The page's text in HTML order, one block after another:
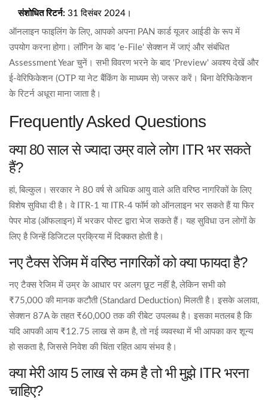
संशोधित रिटर्न: 31 दिसंबर 2024।
ऑनलाइन फाइलिंग के लिए, आपको अपना PAN कार्ड यूजर आईडी के रूप में
उपयोग करना होगा। लॉगिन के बाद 'e-File' सेक्शन में जाएं और संबंधित
Assessment Year चुनें। सभी विवरण भरने के बाद 'Preview' अवश्य देखें और
ई-वेरिफिकेशन (OTP या नेट बैंकिंग के माध्यम से) जरूर करें। बिना वेरिफिकेशन
के रिटर्न अधूरा माना जाता है।
Frequently Asked Questions
क्या 80 साल से ज्यादा उम्र वाले लोग ITR भर सकते
हैं?
हां, बिल्कुल। सरकार ने 80 वर्ष से अधिक आयु वाले अति वरिष्ठ नागरिकों के लिए
विशेष सुविधा दी है। वे ITR-1 या ITR-4 फॉर्म को ऑनलाइन भर सकते हैं या फिर
पेपर मोड (ऑफलाइन) में भरकर पोस्ट द्वारा भेज सकते हैं। यह सुविधा उन लोगों के
लिए है जिन्हें डिजिटल प्रक्रिया में दिक्कत होती है।
नए टैक्स रेजिम में वरिष्ठ नागरिकों को क्या फायदा है?
नए टैक्स रेजिम में उम्र के आधार पर अलग छूट नहीं है, लेकिन सभी को
₹75,000 की मानक कटौती (Standard Deduction) मिलती है। इसके अलावा,
सेक्शन 87A के तहत ₹60,000 तक की रीबेट उपलब्ध है। इसका मतलब है कि
यदि आपकी आय ₹12.75 लाख से कम है, तो नई व्यवस्था में भी आपका कर शून्य
हो सकता है, जिससे निवेश की चिंता रहित आय संभव है।
क्या मेरी आय 5 लाख से कम है तो भी मुझे ITR भरना
चाहिए?